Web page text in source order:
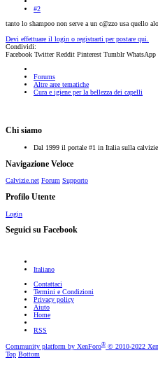
#2
tanto lo shampoo non serve a un c@zzo usa quello
Devi effettuare il login o registrarti per postare qui.
Condividi:
Facebook Twitter Reddit Pinterest Tumblr WhatsApp
Forums
Altre aree tematiche
Cura e igiene per la bellezza dei capelli
Chi siamo
Dal 1999 il portale #1 in Italia sulla calvizie
Navigazione Veloce
Calvizie.net Forum Supporto
Profilo Utente
Login
Seguici su Facebook
Italiano
Contattaci
Termini e Condizioni
Privacy policy
Aiuto
Home
RSS
Community platform by XenForo® © 2010-2022
Top Bottom